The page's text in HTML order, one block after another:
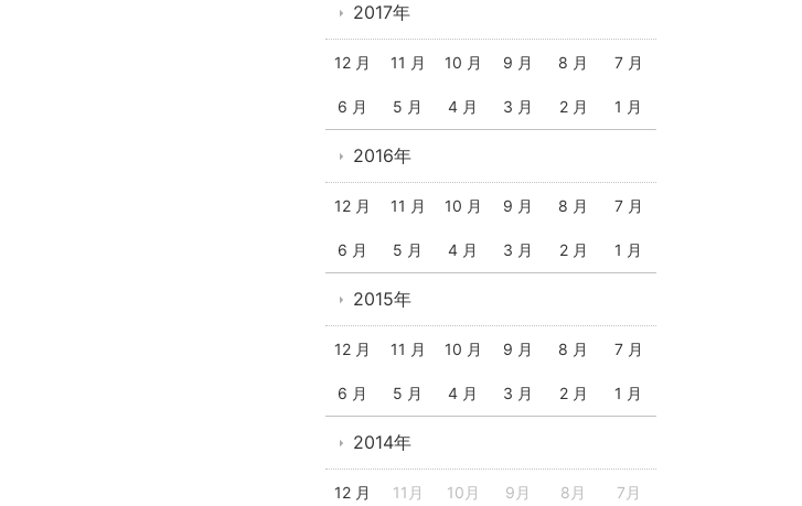
2017年
12 月 11 月 10 月 9 月 8 月 7 月
6 月 5 月 4 月 3 月 2 月 1 月
2016年
12 月 11 月 10 月 9 月 8 月 7 月
6 月 5 月 4 月 3 月 2 月 1 月
2015年
12 月 11 月 10 月 9 月 8 月 7 月
6 月 5 月 4 月 3 月 2 月 1 月
2014年
12 月 11月 10月 9月 8月 7月